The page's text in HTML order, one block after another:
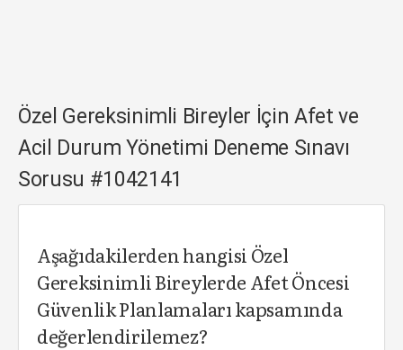
Özel Gereksinimli Bireyler İçin Afet ve
Acil Durum Yönetimi Deneme Sınavı
Sorusu #1042141
Aşağıdakilerden hangisi Özel
Gereksinimli Bireylerde Afet Öncesi
Güvenlik Planlamaları kapsamında
değerlendirilemez?